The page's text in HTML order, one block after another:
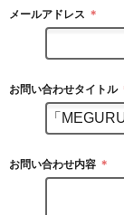
メールアドレス ＊
お問い合わせタイトル
お問い合わせ内容 ＊